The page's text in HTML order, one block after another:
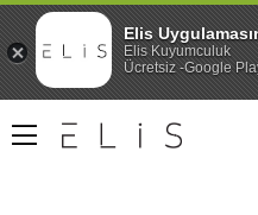
Elis
Elis Kuyumculuk
Ücretsiz -Google